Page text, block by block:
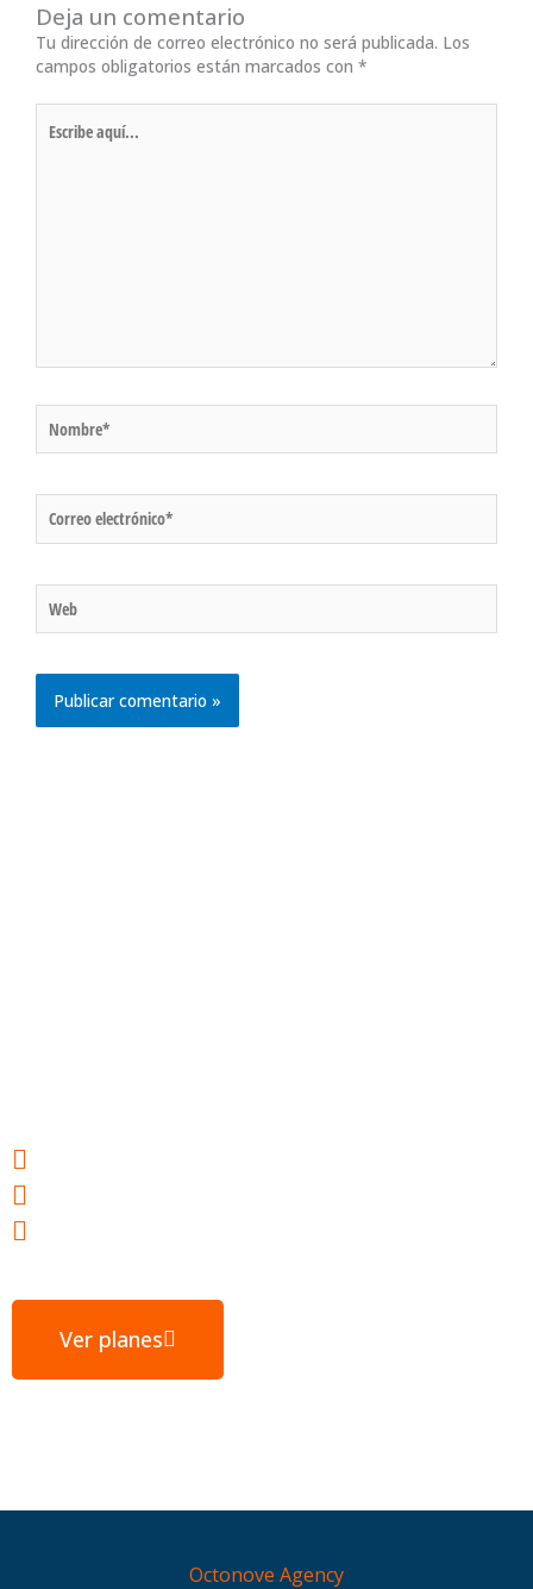
Deja un comentario
Tu dirección de correo electrónico no será publicada. Los
campos obligatorios están marcados con *
aquí...
electrónico*
Ver planes
Octonove Agency